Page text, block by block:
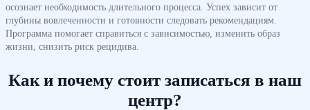
осознает необходимость длительного процесса. Успех зависит от
глубины вовлеченности и готовности следовать рекомендациям.
Программа помогает справиться с зависимостью, изменить образ
жизни, снизить риск рецидива.
Как и почему стоит записаться в наш
центр?